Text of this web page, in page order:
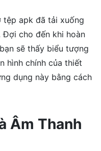
tệp apk đã tải xuống
cho đến khi hoàn
sẽ thấy biểu tượng
hình chính của thiết
dụng này bằng cách
Âm Thanh